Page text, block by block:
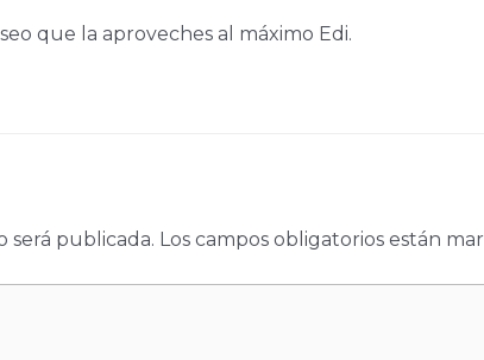
que la aproveches al máximo Edi.
será publicada. Los campos obligatorios están